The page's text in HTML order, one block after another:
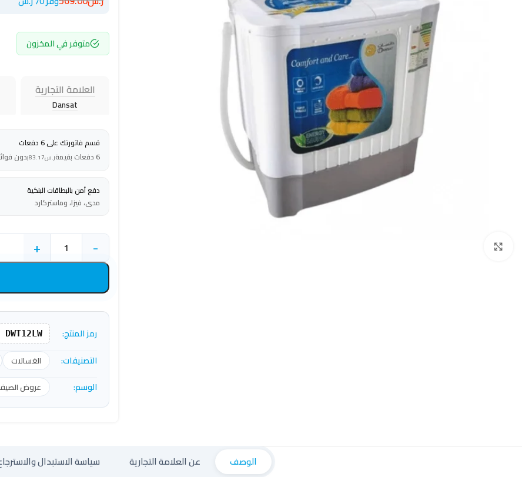
متوفر في المخزون
العلامة التجارية
Dansat
قسم فاتورتك على 6 دفعات
6 دفعات بقيمة
ر.س83.17بدون
دفع آمن بالبطاقات البنكية
مدى، فيزا، وماستركارد
-
+
رمز المنتج: DWT12LW
التصنيفات: الغسالات
الوسم: عروض
الوصف عن العلامة التجارية سياسة الاستبدال